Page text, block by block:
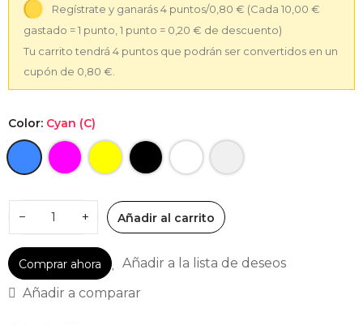
Regístrate y ganarás 4 puntos/0,80 € (Cada 10,00 €
gastado = 1 punto, 1 punto = 0,20 € de descuento)
Tu carrito tendrá 4 puntos que podrán ser convertidos en un
cupón de 0,80 €.
Color: Cyan (C)
− + Añadir al carrito
Comprar ahora
Añadir a la lista de deseos
Añadir a comparar